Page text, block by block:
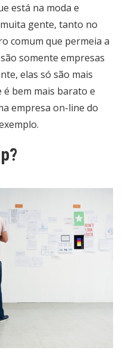
está na moda e
gente, tanto no
comum que permeia a
somente empresas
elas só são mais
bem mais barato e
empresa on-line do